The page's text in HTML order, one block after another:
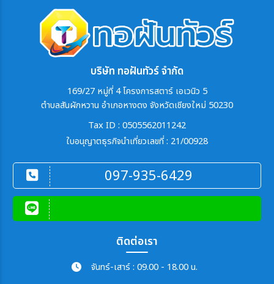
บริษัท ทอฝันทัวร์ จำกัด
169/27 หมู่ที่ 4 โครงการสตาร์ เอเวนิว 5
ตำบลสันผักหวาน อำเภอหางดง จังหวัดเชียงใหม่ 50230
Tax ID : 0505562011242
ใบอนุญาตธุรกิจนำเที่ยวเลขที่ : 21/00928
097-935-6429
ติดต่อเรา
จันทร์-เสาร์ : 09.00 - 18.00 น.